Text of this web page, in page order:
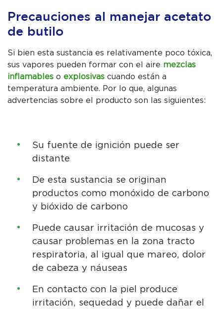
Precauciones al manejar acetato
de butilo
Si bien esta sustancia es relativamente poco tóxica,
sus vapores pueden formar con el aire mezclas
inflamables o explosivas cuando están a
temperatura ambiente. Por lo que, algunas
advertencias sobre el producto son las siguientes:
Su fuente de ignición puede ser
distante
De esta sustancia se originan
productos como monóxido de carbono
y bióxido de carbono
Puede causar irritación de mucosas y
causar problemas en la zona tracto
respiratoria, al igual que mareo, dolor
de cabeza y náuseas
En contacto con la piel produce
irritación, sequedad y puede dañar el